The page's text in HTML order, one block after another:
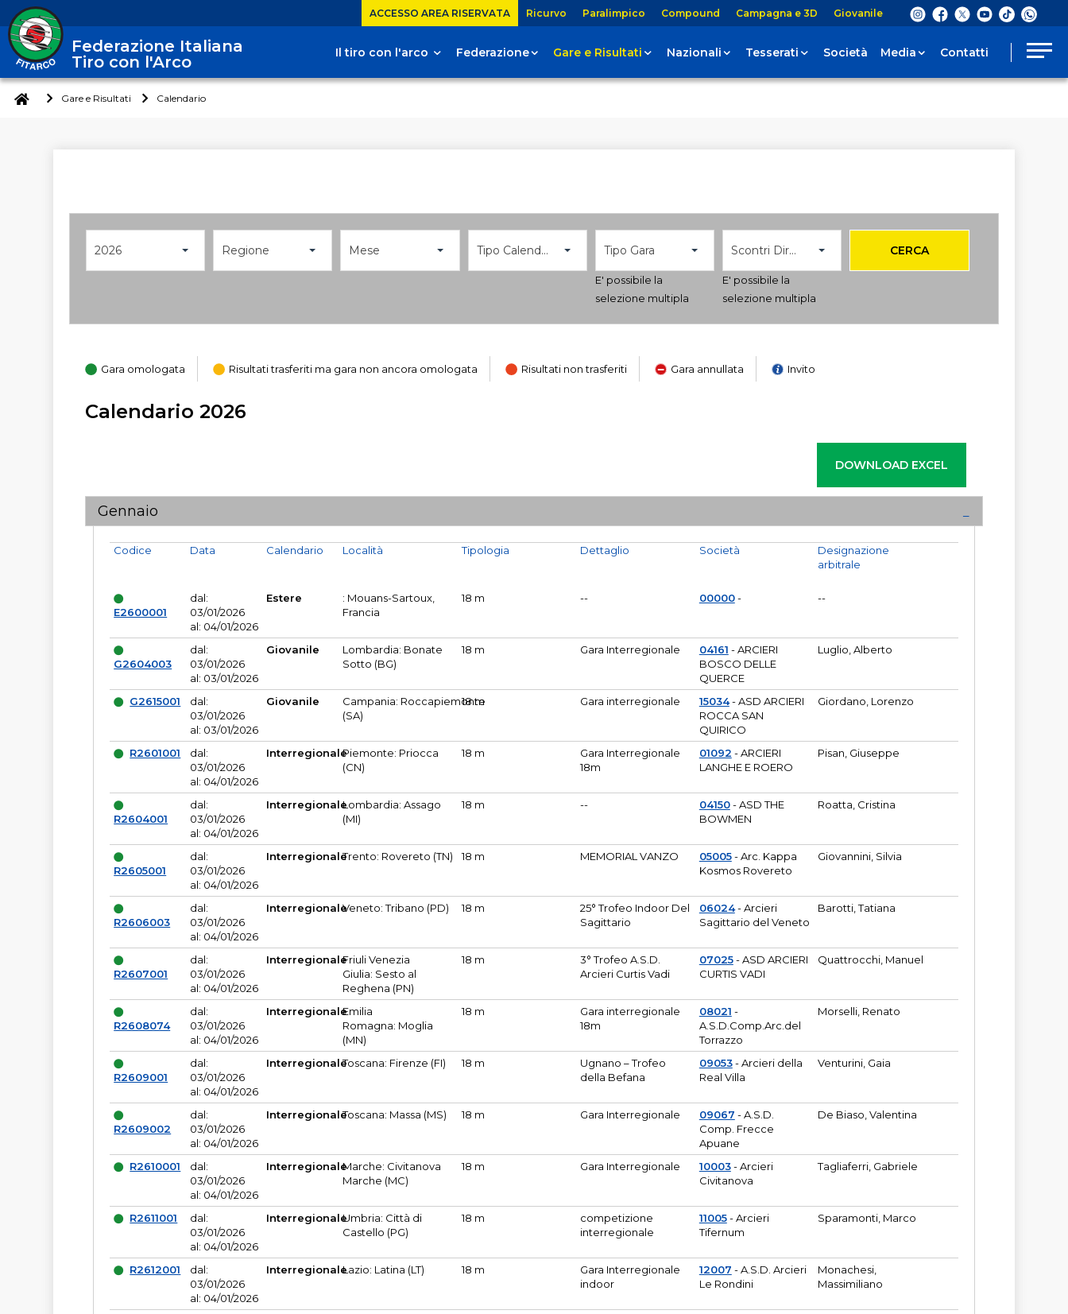
ACCESSO AREA RISERVATA Ricurvo Paralimpico Compound Campagna e 3D Giovanile
Federazione Italiana
Tiro con l'Arco
Il tiro con l'arco Federazione Gare e Risultati Nazionali Tesserati Società Media Contatti
Gare e Risultati Calendario
2026 Regione Mese Tipo Calendario Tipo Gara
E' possibile la
selezione multipla
Scontri Diretti
E' possibile la
selezione multipla
CERCA
Gara omologata Risultati trasferiti ma gara non ancora omologata Risultati non trasferiti Gara annullata Invito
Calendario 2026
Gennaio
Codice
E2600001
Data
dal:
03/01/2026
al: 04/01/2026
Calendario
Estere
Località
: Mouans-Sartoux,
Francia
Tipologia
18 m
Dettaglio
--
Società
00000-
Designazione
arbitrale
--
G2604003
dal:
03/01/2026
al: 03/01/2026
Giovanile
Lombardia: Bonate
Sotto (BG)
18 m Gara Interregionale 04161 - ARCIERI
BOSCO DELLE
QUERCE
Luglio, Alberto
G2615001
dal:
03/01/2026
al: 03/01/2026
Giovanile
Campania: Roccapiemonte
(SA)
18 m Gara interregionale 15034- ASD ARCIERI
ROCCA SAN
QUIRICO
Giordano, Lorenzo
R2601001
dal:
03/01/2026
al: 04/01/2026
InterregionalePiemonte: Priocca
(CN)
18 m
Gara Interregionale
18m
01092 - ARCIERI
LANGHE E ROERO
Pisan, Giuseppe
R2604001
dal:
03/01/2026
al: 04/01/2026
InterregionaleLombardia: Assago
(MI)
18 m -- 04150- ASD THE
BOWMEN
Roatta, Cristina
R2605001
dal:
03/01/2026
al: 04/01/2026
InterregionaleTrento: Rovereto (TN) 18 m MEMORIAL VANZO 05005- Arc. Kappa
Kosmos Rovereto
Giovannini, Silvia
R2606003
dal:
03/01/2026
al: 04/01/2026
InterregionaleVeneto: Tribano (PD) 18 m
25° Trofeo Indoor Del
Sagittario
06024- Arcieri
Sagittario del Veneto
Barotti, Tatiana
R2607001
dal:
03/01/2026
al: 04/01/2026
InterregionaleFriuli Venezia
Giulia: Sesto al
Reghena (PN)
18 m
3° Trofeo A.S.D.
Arcieri Curtis Vadi
07025- ASD ARCIERI
CURTIS VADI
Quattrocchi, Manuel
R2608074
dal:
03/01/2026
al: 04/01/2026
InterregionaleEmilia
Romagna: Moglia
(MN)
18 m
Gara interregionale
18m
08021 -
A.S.D.Comp.Arc.del
Torrazzo
Morselli, Renato
R2609001
dal:
03/01/2026
al: 04/01/2026
InterregionaleToscana: Firenze (FI) 18 m
Ugnano – Trofeo
della Befana
09053- Arcieri della
Real Villa
Venturini, Gaia
R2609002
dal:
03/01/2026
al: 04/01/2026
InterregionaleToscana: Massa (MS) 18 m Gara Interregionale 09067 - A.S.D.
Comp. Frecce
Apuane
De Biaso, Valentina
R2610001
dal:
03/01/2026
al: 04/01/2026
InterregionaleMarche: Civitanova
Marche (MC)
18 m Gara Interregionale 10003- Arcieri
Civitanova
Tagliaferri, Gabriele
R2611001
dal:
03/01/2026
al: 04/01/2026
InterregionaleUmbria: Città di
Castello (PG)
18 m
competizione
interregionale
11005- Arcieri
Tifernum
Sparamonti, Marco
R2612001
dal:
03/01/2026
al: 04/01/2026
InterregionaleLazio: Latina (LT) 18 m
Gara Interregionale
indoor
12007 - A.S.D. Arcieri
Le Rondini
Monachesi,
Massimiliano